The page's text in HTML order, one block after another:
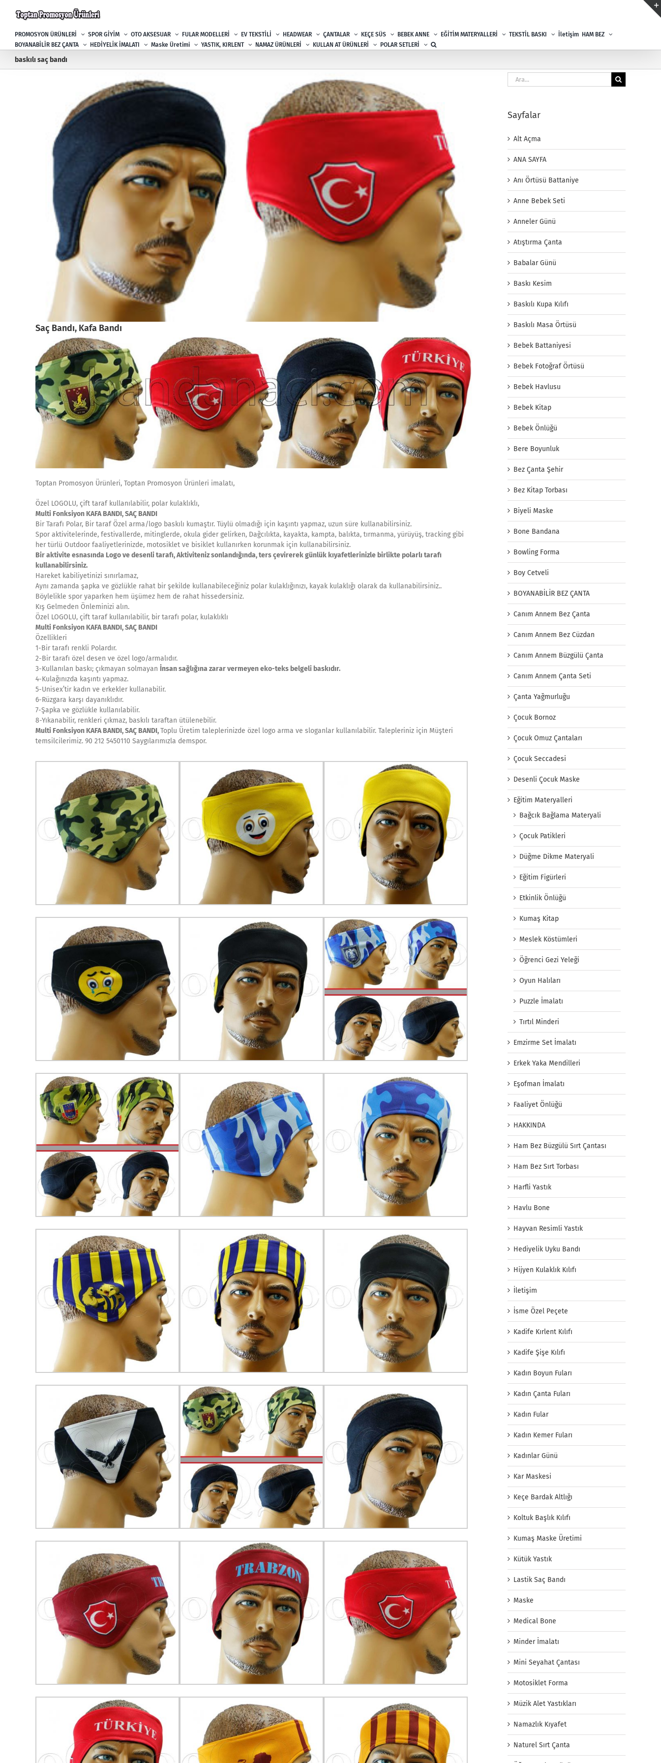
PROMOSYON ÜRÜNLERİ SPOR GİYİM OTO AKSESUAR FULAR MODELLERİ EV TEKSTİLİ HEADWEAR ÇANTALAR KEÇE SÜS BEBEK ANNE EĞİTİM MATERYALLERİ TEKSTİL BASKI İletişim HAM BEZ
BOYANABİLİR BEZ ÇANTA
HEDİYELİK İMALATI Maske Üretimi YASTIK, KIRLENT NAMAZ ÜRÜNLERİ KULLAN AT ÜRÜNLERİ POLAR SETLERİ
baskılı saç bandı
Saç Bandı, Kafa Bandı
Toptan Promosyon Ürünleri, Toptan Promosyon Ürünleri imalatı,
Özel LOGOLU, çift taraf kullanılabilir, polar kulaklıklı,
Multi Fonksiyon KAFA BANDI, SAÇ BANDI
Bir Tarafı Polar, Bir taraf Özel arma/logo baskılı kumaştır. Tüylü olmadığı için kaşıntı yapmaz, uzun süre kullanabilirsiniz.
Spor aktivitelerinde, festivallerde, mitinglerde, okula gider gelirken, Dağcılıkta, kayakta, kampta, balıkta, tırmanma, yürüyüş, tracking gibi
her türlü Outdoor faaliyetlerinizde, motosiklet ve bisiklet kullanırken korunmak için kullanabilirsiniz.
Bir aktivite esnasında Logo ve desenli tarafı, Aktiviteniz sonlandığında, ters çevirerek günlük kıyafetlerinizle birlikte polarlı tarafı
kullanabilirsiniz.
Hareket kabiliyetinizi sınırlamaz,
Aynı zamanda şapka ve gözlükle rahat bir şekilde kullanabileceğiniz polar kulaklığınızı, kayak kulaklığı olarak da kullanabilirsiniz..
Böylelikle spor yaparken hem üşümez hem de rahat hissedersiniz.
Kış Gelmeden Önleminizi alın.
Özel LOGOLU, çift taraf kullanılabilir, bir tarafı polar, kulaklıklı
Multi Fonksiyon KAFA BANDI, SAÇ BANDI
Özellikleri
1-Bir tarafı renkli Polardır.
2-Bir tarafı özel desen ve özel logo/armalıdır.
3-Kullanılan baskı; çıkmayan solmayan İnsan sağlığına zarar vermeyen eko-teks belgeli baskıdır.
4-Kulağınızda kaşıntı yapmaz.
5-Unisex’tir kadın ve erkekler kullanabilir.
6-Rüzgara karşı dayanıklıdır.
7-Şapka ve gözlükle kullanılabilir.
8-Yıkanabilir, renkleri çıkmaz, baskılı taraftan ütülenebilir.
Multi Fonksiyon KAFA BANDI, SAÇ BANDI,Toplu Üretim taleplerinizde özel logo arma ve sloganlar kullanılabilir. Talepleriniz için Müşteri
temsilcilerimiz. 90 212 5450110 Saygılarımızla demspor.
Ara:
Sayfalar
Alt Açma
ANA SAYFA
Anı Örtüsü Battaniye
Anne Bebek Seti
Anneler Günü
Atıştırma Çanta
Babalar Günü
Baskı Kesim
Baskılı Kupa Kılıfı
Baskılı Masa Örtüsü
Bebek Battaniyesi
Bebek Fotoğraf Örtüsü
Bebek Havlusu
Bebek Kitap
Bebek Önlüğü
Bere Boyunluk
Bez Çanta Şehir
Bez Kitap Torbası
Biyeli Maske
Bone Bandana
Bowling Forma
Boy Cetveli
BOYANABİLİR BEZ ÇANTA
Canım Annem Bez Çanta
Canım Annem Bez Cüzdan
Canım Annem Büzgülü Çanta
Canım Annem Çanta Seti
Çanta Yağmurluğu
Çocuk Bornoz
Çocuk Omuz Çantaları
Çocuk Seccadesi
Desenli Çocuk Maske
Eğitim Materyalleri
Bağcık Bağlama Materyali
Çocuk Patikleri
Düğme Dikme Materyali
Eğitim Figürleri
Etkinlik Önlüğü
Kumaş Kitap
Meslek Köstümleri
Öğrenci Gezi Yeleği
Oyun Halıları
Puzzle İmalatı
Tırtıl Minderi
Emzirme Set İmalatı
Erkek Yaka Mendilleri
Eşofman İmalatı
Faaliyet Önlüğü
HAKKINDA
Ham Bez Büzgülü Sırt Çantası
Ham Bez Sırt Torbası
Harfli Yastık
Havlu Bone
Hayvan Resimli Yastık
Hediyelik Uyku Bandı
Hijyen Kulaklık Kılıfı
İletişim
İsme Özel Peçete
Kadife Kırlent Kılıfı
Kadife Şişe Kılıfı
Kadın Boyun Fuları
Kadın Çanta Fuları
Kadın Fular
Kadın Kemer Fuları
Kadınlar Günü
Kar Maskesi
Keçe Bardak Altlığı
Koltuk Başlık Kılıfı
Kumaş Maske Üretimi
Kütük Yastık
Lastik Saç Bandı
Maske
Medical Bone
Minder İmalatı
Mini Seyahat Çantası
Motosiklet Forma
Müzik Alet Yastıkları
Namazlık Kıyafet
Naturel Sırt Çanta